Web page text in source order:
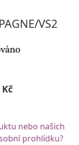
VS2
nebo našich
prohlídku?